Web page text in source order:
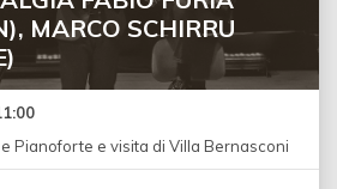
MARCO SCHIRRU
Pianoforte e visita di Villa Bernasconi